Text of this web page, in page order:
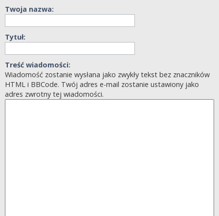
Twoja nazwa:
Tytuł:
Treść wiadomości:
Wiadomość zostanie wysłana jako zwykły tekst bez znaczników
HTML i BBCode. Twój adres e-mail zostanie ustawiony jako
adres zwrotny tej wiadomości.